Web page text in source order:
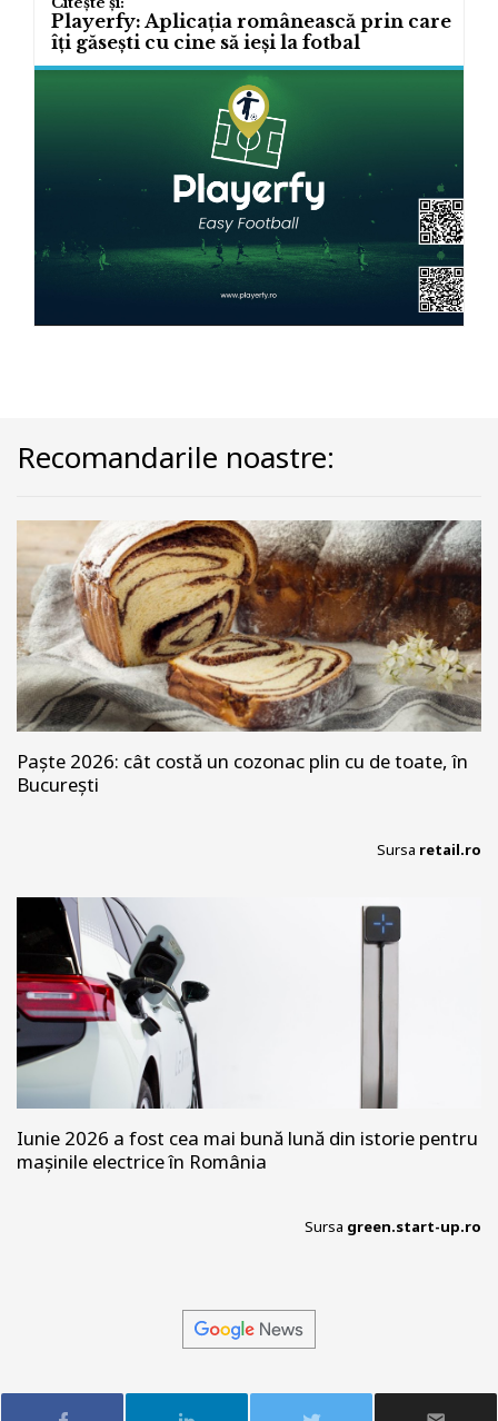
Playerfy: Aplicația românească prin care
îți găsești cu cine să ieși la fotbal
Recomandarile noastre:
Paște 2026: cât costă un cozonac plin cu de toate, în
București
Sursa retail.ro
Iunie 2026 a fost cea mai bună lună din istorie pentru
mașinile electrice în România
Sursa green.start-up.ro